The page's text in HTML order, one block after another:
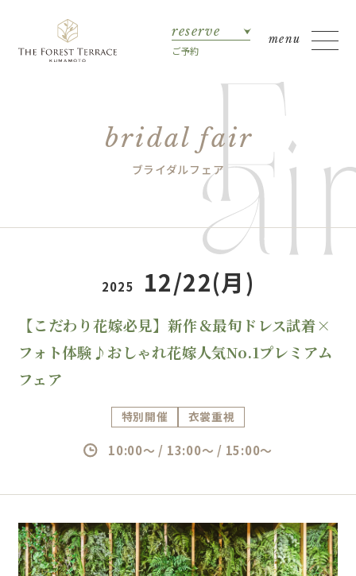
reserve
ご予約
bridal fair
ブライダルフェア
2025 12/22(月)
【こだわり花嫁必見】新作＆最旬ドレス試着×
フォト体験♪おしゃれ花嫁人気No.1プレミアム
フェア
特別開催 衣裳重視
10:00～ / 13:00～ / 15:00～